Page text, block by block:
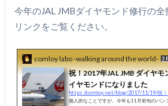
今年のJAL JMBダイヤモンド修行の
リンクをご覧ください。
comloy labo -walking around the world- 3
祝！2017年JAL JMB ダイヤモ
イヤモンドになりました
個人的なことですが、今年も11月初旬のバン